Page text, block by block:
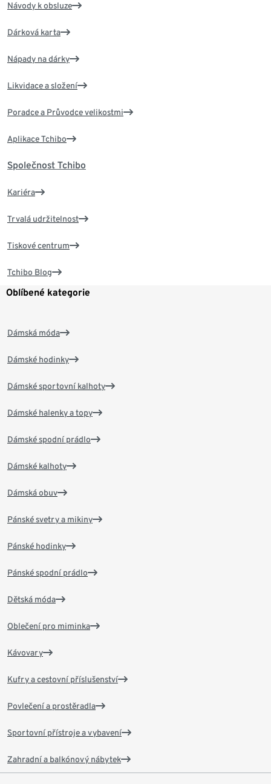
Návody k obsluze
Dárková karta
Nápady na dárky
Likvidace a složení
Poradce a Průvodce velikostmi
Aplikace Tchibo
Společnost Tchibo
Kariéra
Trvalá udržitelnost
Tiskové centrum
Tchibo Blog
Oblíbené kategorie
Dámská móda
Dámské hodinky
Dámské sportovní kalhoty
Dámské halenky a topy
Dámské spodní prádlo
Dámské kalhoty
Dámská obuv
Pánské svetry a mikiny
Pánské hodinky
Pánské spodní prádlo
Dětská móda
Oblečení pro miminka
Kávovary
Kufry a cestovní příslušenství
Povlečení a prostěradla
Sportovní přístroje a vybavení
Zahradní a balkónový nábytek